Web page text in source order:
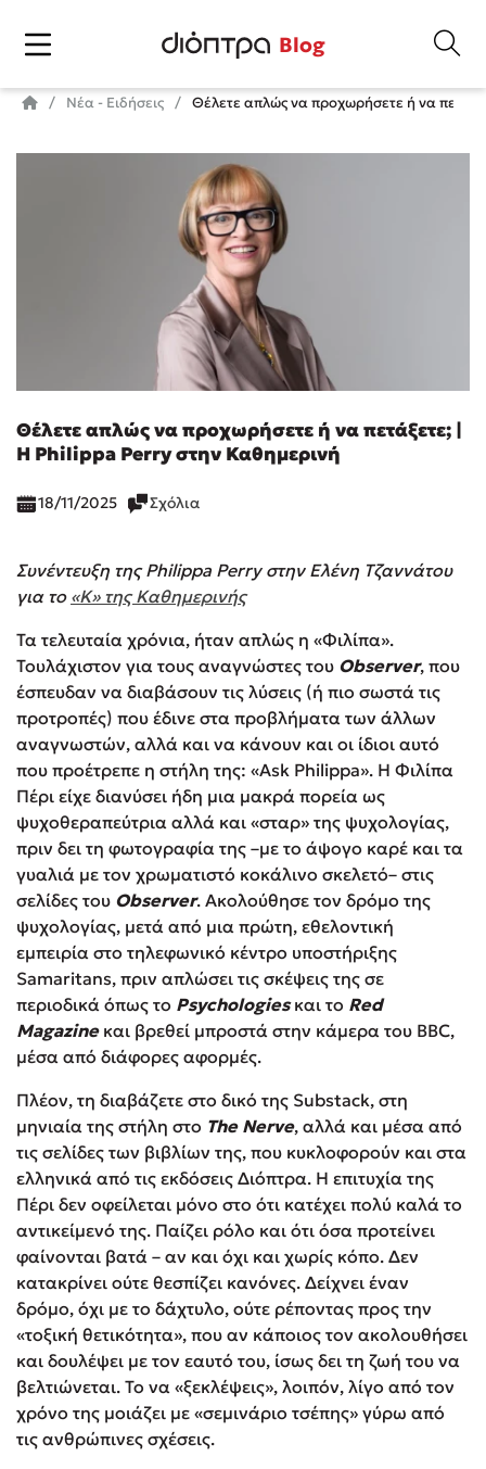
Blog
Νέα - Ειδήσεις Θέλετε απλώς να προχωρήσετε ή να
Θέλετε απλώς να προχωρήσετε ή να πετάξετε; |
Η Philippa Perry στην Καθημερινή
18/11/2025 Σχόλια
Συνέντευξη της Philippa Perry στην Ελένη Τζαννάτου
για το «Κ» της Καθημερινής
Τα τελευταία χρόνια, ήταν απλώς η «Φιλίπα».
Τουλάχιστον για τους αναγνώστες του Observer, που
έσπευδαν να διαβάσουν τις λύσεις (ή πιο σωστά τις
προτροπές) που έδινε στα προβλήματα των άλλων
αναγνωστών, αλλά και να κάνουν και οι ίδιοι αυτό
που προέτρεπε η στήλη της: «Ask Philippa». Η Φιλίπα
Πέρι είχε διανύσει ήδη μια μακρά πορεία ως
ψυχοθεραπεύτρια αλλά και «σταρ» της ψυχολογίας,
πριν δει τη φωτογραφία της –με το άψογο καρέ και τα
γυαλιά με τον χρωματιστό κοκάλινο σκελετό– στις
σελίδες του Observer. Ακολούθησε τον δρόμο της
ψυχολογίας, μετά από μια πρώτη, εθελοντική
εμπειρία στο τηλεφωνικό κέντρο υποστήριξης
Samaritans, πριν απλώσει τις σκέψεις της σε
περιοδικά όπως το Psychologiesκαι το Red
Magazineκαι βρεθεί μπροστά στην κάμερα του BBC,
μέσα από διάφορες αφορμές.
Πλέον, τη διαβάζετε στο δικό της Substack, στη
μηνιαία της στήλη στο The Nerve, αλλά και μέσα από
τις σελίδες των βιβλίων της, που κυκλοφορούν και στα
ελληνικά από τις εκδόσεις Διόπτρα. Η επιτυχία της
Πέρι δεν οφείλεται μόνο στο ότι κατέχει πολύ καλά το
αντικείμενό της. Παίζει ρόλο και ότι όσα προτείνει
φαίνονται βατά – αν και όχι και χωρίς κόπο. Δεν
κατακρίνει ούτε θεσπίζει κανόνες. Δείχνει έναν
δρόμο, όχι με το δάχτυλο, ούτε ρέποντας προς την
«τοξική θετικότητα», που αν κάποιος τον ακολουθήσει
και δουλέψει με τον εαυτό του, ίσως δει τη ζωή του να
βελτιώνεται. Το να «ξεκλέψεις», λοιπόν, λίγο από τον
χρόνο της μοιάζει με «σεμινάριο τσέπης» γύρω από
τις ανθρώπινες σχέσεις.